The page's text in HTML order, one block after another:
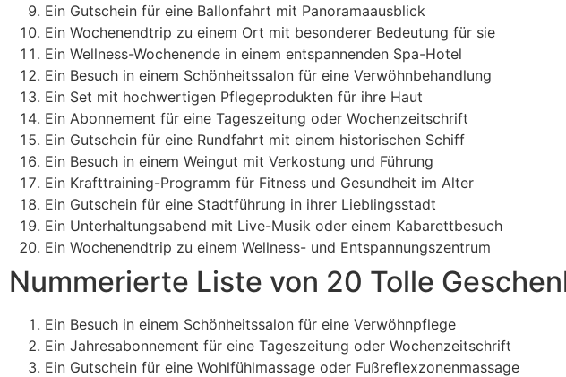
Ein Gutschein für eine Ballonfahrt mit Panoramaausblick
Ein Wochenendtrip zu einem Ort mit besonderer Bedeutung für sie
Ein Wellness-Wochenende in einem entspannenden Spa-Hotel
Ein Besuch in einem Schönheitssalon für eine Verwöhnbehandlung
Ein Set mit hochwertigen Pflegeprodukten für ihre Haut
Ein Abonnement für eine Tageszeitung oder Wochenzeitschrift
Ein Gutschein für eine Rundfahrt mit einem historischen Schiff
Ein Besuch in einem Weingut mit Verkostung und Führung
Ein Krafttraining-Programm für Fitness und Gesundheit im Alter
Ein Gutschein für eine Stadtführung in ihrer Lieblingsstadt
Ein Unterhaltungsabend mit Live-Musik oder einem Kabarettbesuch
Ein Wochenendtrip zu einem Wellness- und Entspannungszentrum
Nummerierte Liste von 20 Tolle
Ein Besuch in einem Schönheitssalon für eine Verwöhnpflege
Ein Jahresabonnement für eine Tageszeitung oder Wochenzeitschrift
Ein Gutschein für eine Wohlfühlmassage oder Fußreflexzonenmassage